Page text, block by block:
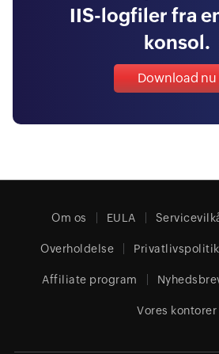
IIS-logfiler fra
konsol.
Download nu
Om os EULA
Overholdelse Privatlivspolitik
Affiliate program
Vores kontorer